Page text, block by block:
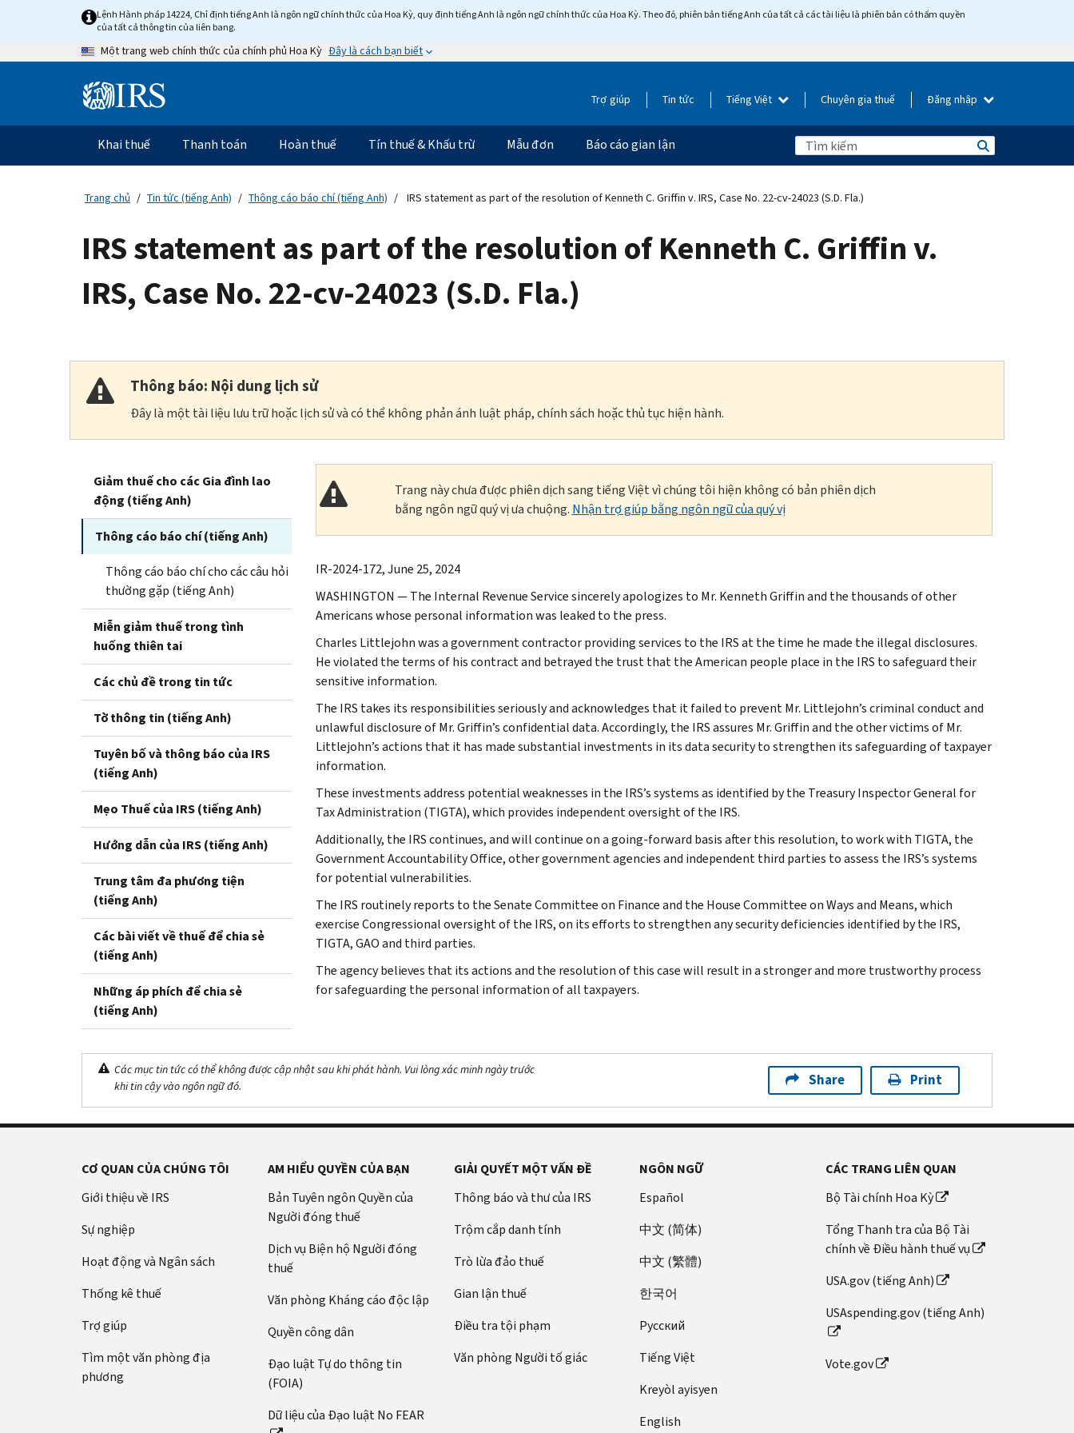
content
Lệnh Hành pháp 14224, Chỉ định tiếng Anh là ngôn ngữ chính thức của Hoa Kỳ, quy định tiếng Anh là ngôn ngữ chính thức của Hoa Kỳ. Theo đó, phiên bản tiếng Anh của tất cả các tài liệu là phiên bản có thẩm quyền
của tất cả thông tin của liên bang.
Một trang web chính thức của chính phủ Hoa Kỳ Đây là cách bạn biết
Information Trợ giúp Tin tức Tiếng Việt Chuyên gia thuế Đăng nhập
Điều
hướng
chính
Khai thuế Thanh toán Hoàn thuế Tín thuế & Khấu trừ Mẫu đơn Báo cáo gian lận
Trang chủ Tin tức (tiếng Anh) Thông cáo báo chí (tiếng Anh) IRS statement as part of the resolution of Kenneth C. Griffin v. IRS, Case No. 22-cv-24023 (S.D. Fla.)
IRS statement as part of the resolution of Kenneth C. Griffin v.
IRS, Case No. 22-cv-24023 (S.D. Fla.)
Thông báo: Nội dung lịch sử
Đây là một tài liệu lưu trữ hoặc lịch sử và có thể không phản ánh luật pháp, chính sách hoặc thủ tục hiện hành.
Giảm thuế cho các Gia đình lao
động (tiếng Anh)
Thông cáo báo chí (tiếng Anh)
Thông cáo báo chí cho các câu hỏi
thường gặp (tiếng Anh)
Miễn giảm thuế trong tình
huống thiên tai
Các chủ đề trong tin tức
Tờ thông tin (tiếng Anh)
Tuyên bố và thông báo của IRS
(tiếng Anh)
Mẹo Thuế của IRS (tiếng Anh)
Hướng dẫn của IRS (tiếng Anh)
Trung tâm đa phương tiện
(tiếng Anh)
Các bài viết về thuế để chia sẻ
(tiếng Anh)
Những áp phích để chia sẻ
(tiếng Anh)
Trang này chưa được phiên dịch sang tiếng Việt vì chúng tôi hiện không có bản phiên dịch
bằng ngôn ngữ quý vị ưa chuộng. Nhận trợ giúp bằng ngôn ngữ của quý vị
IR-2024-172, June 25, 2024
WASHINGTON — The Internal Revenue Service sincerely apologizes to Mr. Kenneth Griffin and the thousands of other
Americans whose personal information was leaked to the press.
Charles Littlejohn was a government contractor providing services to the IRS at the time he made the illegal disclosures.
He violated the terms of his contract and betrayed the trust that the American people place in the IRS to safeguard their
sensitive information.
The IRS takes its responsibilities seriously and acknowledges that it failed to prevent Mr. Littlejohn’s criminal conduct and
unlawful disclosure of Mr. Griffin’s confidential data. Accordingly, the IRS assures Mr. Griffin and the other victims of Mr.
Littlejohn’s actions that it has made substantial investments in its data security to strengthen its safeguarding of taxpayer
information.
These investments address potential weaknesses in the IRS’s systems as identified by the Treasury Inspector General for
Tax Administration (TIGTA), which provides independent oversight of the IRS.
Additionally, the IRS continues, and will continue on a going-forward basis after this resolution, to work with TIGTA, the
Government Accountability Office, other government agencies and independent third parties to assess the IRS’s systems
for potential vulnerabilities.
The IRS routinely reports to the Senate Committee on Finance and the House Committee on Ways and Means, which
exercise Congressional oversight of the IRS, on its efforts to strengthen any security deficiencies identified by the IRS,
TIGTA, GAO and third parties.
The agency believes that its actions and the resolution of this case will result in a stronger and more trustworthy process
for safeguarding the personal information of all taxpayers.
Các mục tin tức có thể không được cập nhật sau khi phát hành. Vui lòng xác minh ngày trước
khi tin cậy vào ngôn ngữ đó.
Share Print
CƠ QUAN CỦA CHÚNG TÔI
Giới thiệu về IRS
Sự nghiệp
Hoạt động và Ngân sách
Thống kê thuế
Trợ giúp
Tìm một văn phòng địa
phương
AM HIỂU QUYỀN CỦA BẠN
Bản Tuyên ngôn Quyền của
Người đóng thuế
Dịch vụ Biện hộ Người đóng
thuế
Văn phòng Kháng cáo độc lập
Quyền công dân
Đạo luật Tự do thông tin
(FOIA)
Dữ liệu của Đạo luật No FEAR
GIẢI QUYẾT MỘT VẤN ĐỀ
Thông báo và thư của IRS
Trộm cắp danh tính
Trò lừa đảo thuế
Gian lận thuế
Điều tra tội phạm
Văn phòng Người tố giác
NGÔN NGỮ
Español
中文 (简体)
中文 (繁體)
한국어
Pусский
Tiếng Việt
Kreyòl ayisyen
English
CÁC TRANG LIÊN QUAN
Bộ Tài chính Hoa Kỳ
Tổng Thanh tra của Bộ Tài
chính về Điều hành thuế vụ
USA.gov (tiếng Anh)
USAspending.gov (tiếng Anh)
Vote.gov